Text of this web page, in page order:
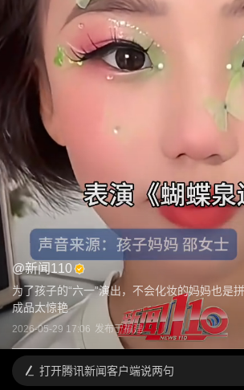
@新闻110
为了孩子的“六一”演出，不会化妆的妈妈也是拼
成品太惊艳
2026-05-29 17:06 发布于福建
打开腾讯新闻客户端说两句